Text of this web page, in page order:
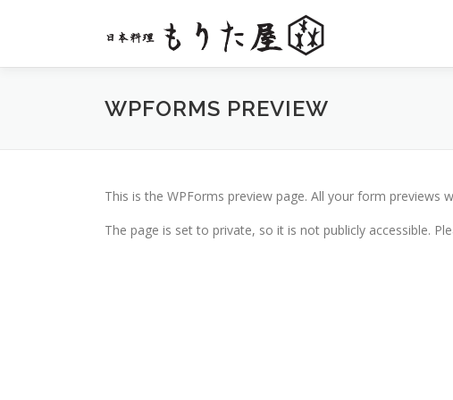
ン
WPFORMS PREVIEW
This is the WPForms preview page. All your form previews
The page is set to private, so it is not publicly accessible.